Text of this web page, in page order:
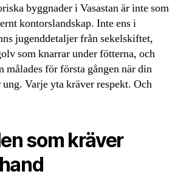
byggnader i Vasastan är inte som
kontorslandskap. Inte ens i
jugenddetaljer från sekelskiftet,
som knarrar under fötterna, och
målades för första gången när din
Varje yta kräver respekt. Och
som kräver